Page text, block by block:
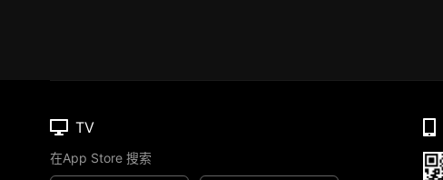
TV
在App Store 搜索